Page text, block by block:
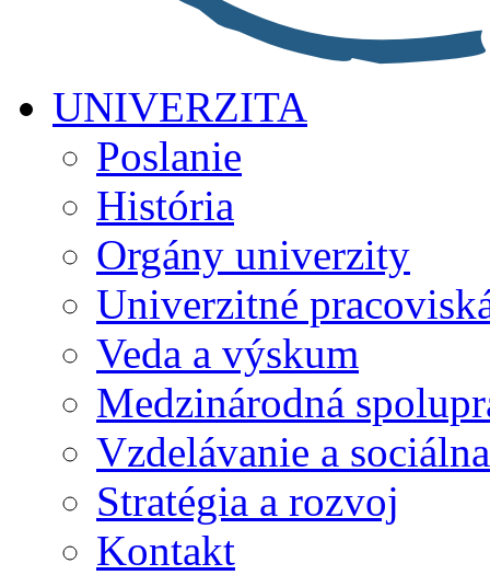
UNIVERZITA
Poslanie
História
Orgány univerzity
Univerzitné
Veda a výskum
Medzinárodná
Vzdelávanie a
Stratégia a rozvoj
Kontakt